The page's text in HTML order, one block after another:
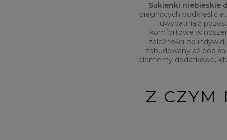
Sukienki niebieskie
pragnących podkreślić
uwydatniają
komfortowe w
zależności od
zabudowany aż pod
elementy dodatkowe,
Z CZYM